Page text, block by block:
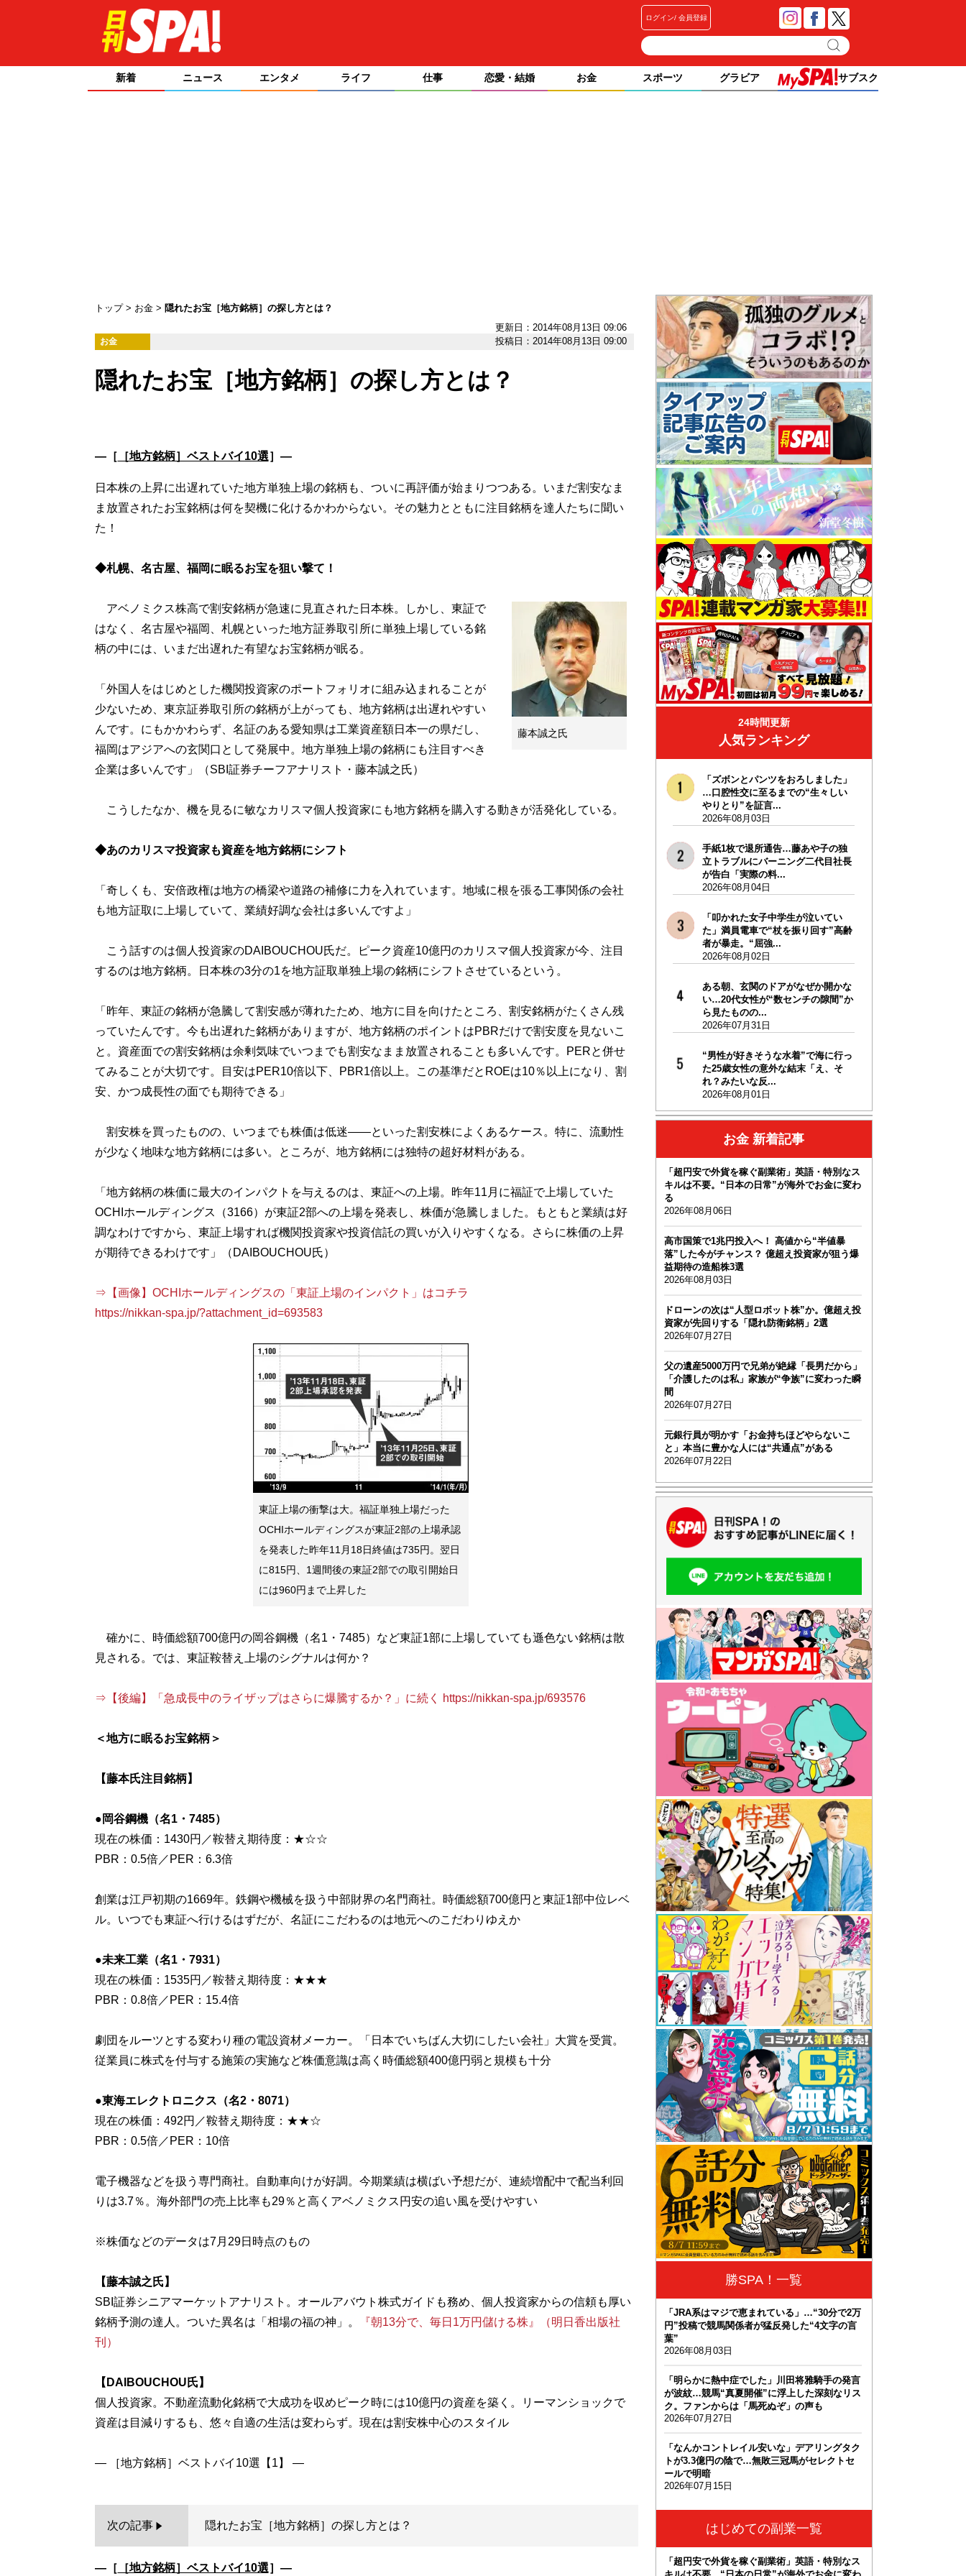
ログイン 会員登録
新着 ニュース エンタメ ライフ 仕事 恋愛・結婚 お金 スポーツ グラビア サブスク
トップ お金
隠れたお宝［地方銘柄］の探し方とは？
更新日：2014年08月13日 09:06
お金 投稿日：2014年08月13日 09:00
隠れたお宝［地方銘柄］の探し方とは？
―［ ［地方銘柄］ベストバイ10選］―
日本株の上昇に出遅れていた地方単独上場の銘柄も、ついに再評価が始まりつつある。いまだ割安なま
ま放置されたお宝銘柄は何を契機に化けるかわからない。その魅力とともに注目銘柄を達人たちに聞い
た！
◆札幌、名古屋、福岡に眠るお宝を狙い撃て！
藤本誠之氏
アベノミクス株高で割安銘柄が急速に見直された日本株。しかし、東証で
はなく、名古屋や福岡、札幌といった地方証券取引所に単独上場している銘
柄の中には、いまだ出遅れた有望なお宝銘柄が眠る。
「外国人をはじめとした機関投資家のポートフォリオに組み込まれることが
少ないため、東京証券取引所の銘柄が上がっても、地方銘柄は出遅れやすい
んです。にもかかわらず、名証のある愛知県は工業資産額日本一の県だし、
福岡はアジアへの玄関口として発展中。地方単独上場の銘柄にも注目すべき
企業は多いんです」（SBI証券チーフアナリスト・藤本誠之氏）
こうしたなか、機を見るに敏なカリスマ個人投資家にも地方銘柄を購入する動きが活発化している。
◆あのカリスマ投資家も資産を地方銘柄にシフト
「奇しくも、安倍政権は地方の橋梁や道路の補修に力を入れています。地域に根を張る工事関係の会社
も地方証取に上場していて、業績好調な会社は多いんですよ」
こう話すのは個人投資家のDAIBOUCHOU氏だ。ピーク資産10億円のカリスマ個人投資家が今、注目
するのは地方銘柄。日本株の3分の1を地方証取単独上場の銘柄にシフトさせているという。
「昨年、東証の銘柄が急騰して割安感が薄れたため、地方に目を向けたところ、割安銘柄がたくさん残
っていたんです。今も出遅れた銘柄がありますが、地方銘柄のポイントはPBRだけで割安度を見ないこ
と。資産面での割安銘柄は余剰気味でいつまでも割安なまま放置されることも多いんです。PERと併せ
てみることが大切です。目安はPER10倍以下、PBR1倍以上。この基準だとROEは10％以上になり、割
安、かつ成長性の面でも期待できる」
割安株を買ったものの、いつまでも株価は低迷――といった割安株によくあるケース。特に、流動性
が少なく地味な地方銘柄には多い。ところが、地方銘柄には独特の超好材料がある。
「地方銘柄の株価に最大のインパクトを与えるのは、東証への上場。昨年11月に福証で上場していた
OCHIホールディングス（3166）が東証2部への上場を発表し、株価が急騰しました。もともと業績は好
調なわけですから、東証上場すれば機関投資家や投資信託の買いが入りやすくなる。さらに株価の上昇
が期待できるわけです」（DAIBOUCHOU氏）
⇒【画像】OCHIホールディングスの「東証上場のインパクト」はコチラ
https://nikkan-spa.jp/?attachment_id=693583
東証上場の衝撃は大。福証単独上場だった
OCHIホールディングスが東証2部の上場承認
を発表した昨年11月18日終値は735円。翌日
に815円、1週間後の東証2部での取引開始日
には960円まで上昇した
確かに、時価総額700億円の岡谷鋼機（名1・7485）など東証1部に上場していても遜色ない銘柄は散
見される。では、東証鞍替え上場のシグナルは何か？
⇒【後編】「急成長中のライザップはさらに爆騰するか？」に続く https://nikkan-spa.jp/693576
＜地方に眠るお宝銘柄＞
【藤本氏注目銘柄】
●岡谷鋼機（名1・7485）
現在の株価：1430円／鞍替え期待度：★☆☆
PBR：0.5倍／PER：6.3倍
創業は江戸初期の1669年。鉄鋼や機械を扱う中部財界の名門商社。時価総額700億円と東証1部中位レベ
ル。いつでも東証へ行けるはずだが、名証にこだわるのは地元へのこだわりゆえか
●未来工業（名1・7931）
現在の株価：1535円／鞍替え期待度：★★★
PBR：0.8倍／PER：15.4倍
劇団をルーツとする変わり種の電設資材メーカー。「日本でいちばん大切にしたい会社」大賞を受賞。
従業員に株式を付与する施策の実施など株価意識は高く時価総額400億円弱と規模も十分
●東海エレクトロニクス（名2・8071）
現在の株価：492円／鞍替え期待度：★★☆
PBR：0.5倍／PER：10倍
電子機器などを扱う専門商社。自動車向けが好調。今期業績は横ばい予想だが、連続増配中で配当利回
りは3.7％。海外部門の売上比率も29％と高くアベノミクス円安の追い風を受けやすい
※株価などのデータは7月29日時点のもの
【藤本誠之氏】
SBI証券シニアマーケットアナリスト。オールアバウト株式ガイドも務め、個人投資家からの信頼も厚い
銘柄予測の達人。ついた異名は「相場の福の神」。
『朝13分で、毎日1万円儲ける株』（明日香出版社
刊）
【DAIBOUCHOU氏】
個人投資家。不動産流動化銘柄で大成功を収めピーク時には10億円の資産を築く。リーマンショックで
資産は目減りするも、悠々自適の生活は変わらず。現在は割安株中心のスタイル
― ［地方銘柄］ベストバイ10選【1】 ―
次の記事 隠れたお宝［地方銘柄］の探し方とは？
―［ ［地方銘柄］ベストバイ10選］―
24時間更新
人気ランキング
「ズボンとパンツをおろしました」
…口腔性交に至るまでの“生々しい
やりとり”を証言...
2026年08月03日
手紙1枚で退所通告…藤あや子の独
立トラブルにバーニング二代目社長
が告白「実際の料...
2026年08月04日
「叩かれた女子中学生が泣いてい
た」満員電車で“杖を振り回す”高齢
者が暴走。“屈強...
2026年08月02日
ある朝、玄関のドアがなぜか開かな
い…20代女性が“数センチの隙間”か
ら見たものの...
2026年07月31日
“男性が好きそうな水着”で海に行っ
た25歳女性の意外な結末「え、そ
れ？みたいな反...
2026年08月01日
お金 新着記事
「超円安で外貨を稼ぐ副業術」英語・特別なス
キルは不要。“日本の日常”が海外でお金に変わ
る
2026年08月06日
高市国策で1兆円投入へ！ 高値から“半値暴
落”した今がチャンス？ 億超え投資家が狙う爆
益期待の造船株3選
2026年08月03日
ドローンの次は“人型ロボット株”か。億超え投
資家が先回りする「隠れ防衛銘柄」2選
2026年07月27日
父の遺産5000万円で兄弟が絶縁「長男だから」
「介護したのは私」家族が“争族”に変わった瞬
間
2026年07月27日
元銀行員が明かす「お金持ちほどやらないこ
と」本当に豊かな人には“共通点”がある
2026年07月22日
勝SPA！一覧
「JRA系はマジで恵まれている」…“30分で2万
円”投稿で競馬関係者が猛反発した“4文字の言
葉”
2026年08月03日
「明らかに熱中症でした」川田将雅騎手の発言
が波紋…競馬“真夏開催”に浮上した深刻なリス
ク。ファンからは「馬死ぬぞ」の声も
2026年07月27日
「なんかコントレイル安いな」デアリングタク
トが3.3億円の陰で…無敗三冠馬がセレクトセ
ールで明暗
2026年07月15日
はじめての副業一覧
「超円安で外貨を稼ぐ副業術」英語・特別なス